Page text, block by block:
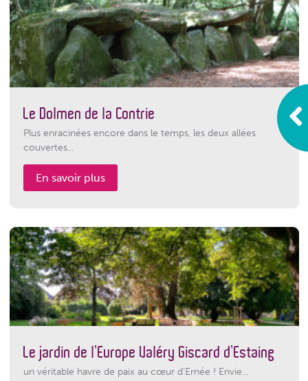
Le Dolmen de la Contrie
Plus enracinées encore dans le temps, les deux allées
couvertes...
En savoir plus
Le jardin de l’Europe Valéry Giscard d’Estaing
un véritable havre de paix au cœur d'Ernée ! Envie...